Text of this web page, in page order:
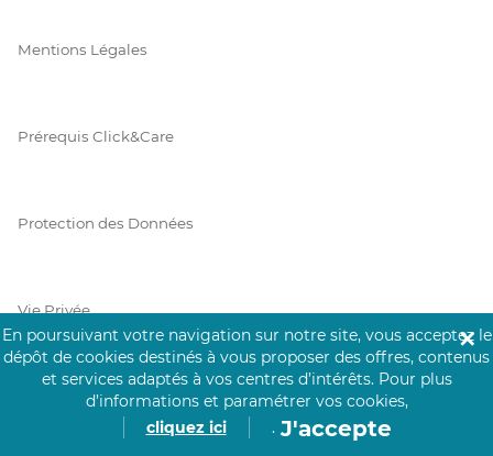
Mentions Légales
Prérequis Click&Care
Protection des Données
Vie Privée
PAIEMENT SÉCURISÉ
En poursuivant votre navigation sur notre site, vous acceptez le
dépôt de cookies destinés à vous proposer des offres, contenus
et services adaptés à vos centres d’intérêts. Pour plus
d’informations et paramétrer vos cookies,
cliquez ici
. J'accepte
✕